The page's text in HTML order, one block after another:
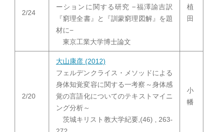
2/24
ーションに関する研究 −福澤諭吉訳
『窮理全書』と『訓蒙窮理図解』を題
材に−
東京工業大学博士論文
植
田
2/20
大山康彦 (2012)
フェルデンクライス・
メソッドによる
身体知覚変容に関する一考察～身体感
覚の言語化についてのテキストマイニ
ング分析～
茨城キリスト教大学紀要,(46) , 263-
小
幡